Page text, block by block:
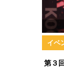
イベ
第３